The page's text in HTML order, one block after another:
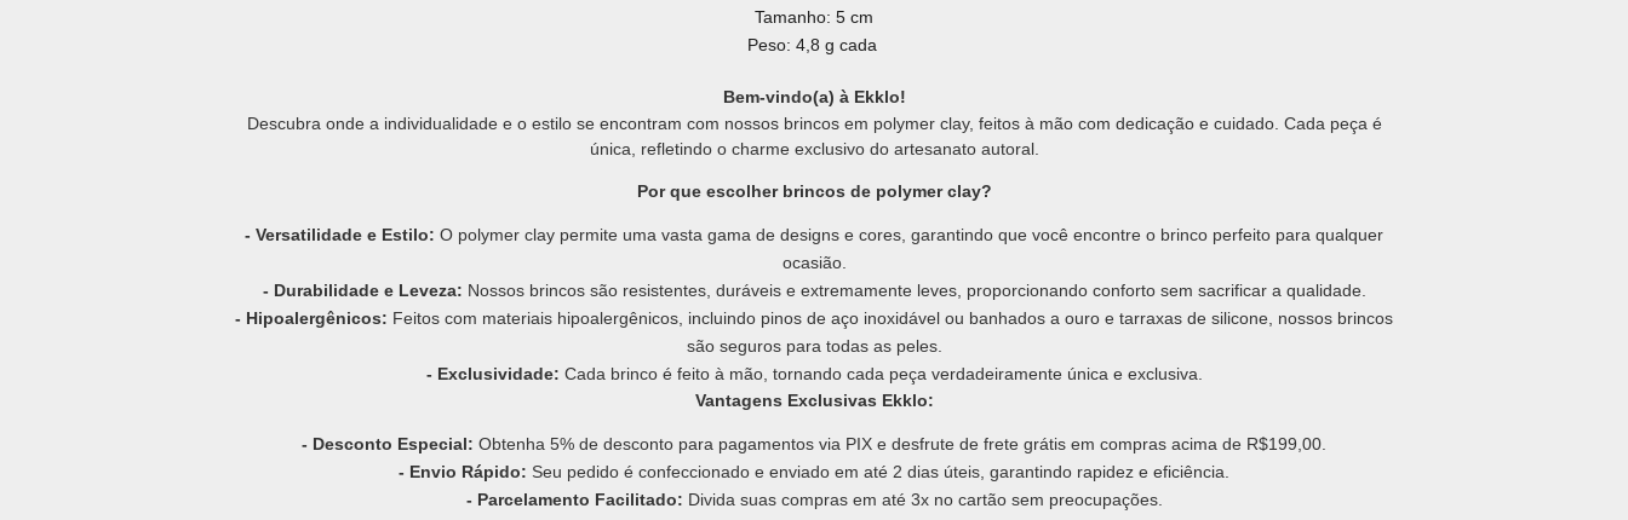
Tamanho: 5 cm
Peso: 4,8 g cada
Bem-vindo(a) à Ekklo!
Descubra onde a individualidade e o estilo se encontram com nossos brincos em polymer clay, feitos à mão com dedicação e cuidado. Cada peça é
única, refletindo o charme exclusivo do artesanato autoral.
Por que escolher brincos de polymer clay?
- Versatilidade e Estilo: O polymer clay permite uma vasta gama de designs e cores, garantindo que você encontre o brinco perfeito para qualquer
ocasião.
- Durabilidade e Leveza: Nossos brincos são resistentes, duráveis e extremamente leves, proporcionando conforto sem sacrificar a qualidade.
- Hipoalergênicos: Feitos com materiais hipoalergênicos, incluindo pinos de aço inoxidável ou banhados a ouro e tarraxas de silicone, nossos brincos
são seguros para todas as peles.
- Exclusividade: Cada brinco é feito à mão, tornando cada peça verdadeiramente única e exclusiva.
Vantagens Exclusivas Ekklo:
- Desconto Especial: Obtenha 5% de desconto para pagamentos via PIX e desfrute de frete grátis em compras acima de R$199,00.
- Envio Rápido: Seu pedido é confeccionado e enviado em até 2 dias úteis, garantindo rapidez e eficiência.
- Parcelamento Facilitado: Divida suas compras em até 3x no cartão sem preocupações.